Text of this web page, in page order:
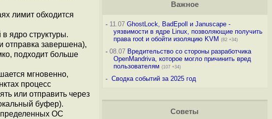
лимит обходится
ядро структуры.
отправка завершена),
подходит больше
мгновенно,
процесс
или отправить через
буфер).
ОС
Важное
-11.07 GhostLock, BadEpoll и Januscape -
уязвимости в ядре Linux, позволяющие получить
права root и обойти изоляцию KVM (82 +34)
-08.07 Вредительство со стороны разработчика
OpenMandriva, которое могло причинить вред
пользователям (107 +34)
- Сводка событий за 2025 год
Советы